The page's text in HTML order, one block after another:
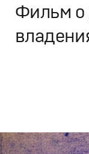
Фильм о
Кино